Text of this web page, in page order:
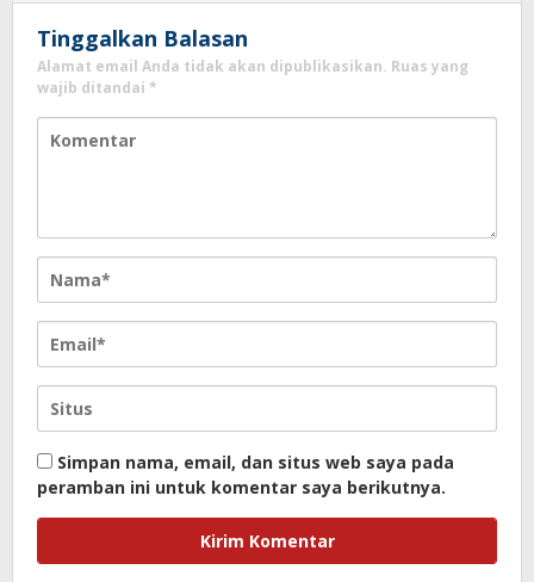
Tinggalkan Balasan
Alamat email Anda tidak akan dipublikasikan. Ruas yang
wajib ditandai *
Simpan nama, email, dan situs web saya pada
peramban ini untuk komentar saya berikutnya.